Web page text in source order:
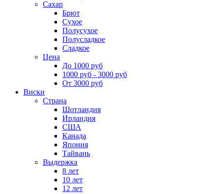
Сахар
Брют
Сухое
Полусухое
Полусладкое
Сладкое
Цена
До 1000 руб
1000 руб - 3000 руб
От 3000 руб
Виски
Страна
Шотландия
Ирландия
США
Канада
Япония
Тайвань
Выдержка
8 лет
10 лет
12 лет